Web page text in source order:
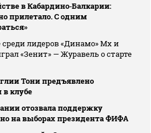
в Кабардино‑Балкарии:
прилетало. С одним
среди лидеров «Динамо» Мх и
«Зенит» — Журавель о старте
Тони предъявлено
клубе
отозвала поддержку
на выборах президента ФИФА